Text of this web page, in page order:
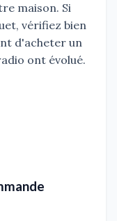
maison. Si
vérifiez bien
d'acheter un
ont évolué.